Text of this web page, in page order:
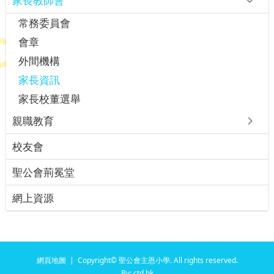
常務委員會
會章
外間機構
家長資訊
家長校董選舉
親職教育
校友會
聖公會荊冕堂
網上資源
網頁地圖 | Copyright© 聖公會主恩小學. All rights reserved.